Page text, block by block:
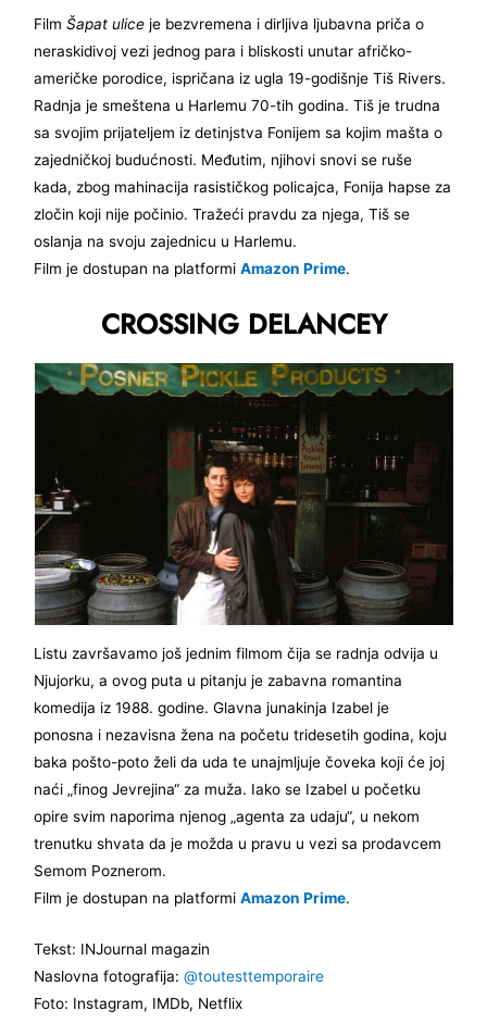
FilmŠapat ulice je bezvremena i dirljiva ljubavna priča o
neraskidivoj vezi jednog para i bliskosti unutar afričko-
američke porodice, ispričana iz ugla 19-godišnje Tiš Rivers.
Radnja je smeštena u Harlemu 70-tih godina. Tiš je trudna
sa svojim prijateljem iz detinjstva Fonijem sa kojim mašta o
zajedničkoj budućnosti. Međutim, njihovi snovi se ruše
kada, zbog mahinacija rasističkog policajca, Fonija hapse za
zločin koji nije počinio. Tražeći pravdu za njega, Tiš se
oslanja na svoju zajednicu u Harlemu.
Film je dostupan na platformiAmazon Prime.
CROSSING DELANCEY
Listu završavamo još jednim filmom čija se radnja odvija u
Njujorku, a ovog puta u pitanju je zabavna romantina
komedija iz 1988. godine. Glavna junakinja Izabel je
ponosna i nezavisna žena na početu tridesetih godina, koju
baka pošto-poto želi da uda te unajmljuje čoveka koji će joj
naći „finog Jevrejina“ za muža. Iako se Izabel u početku
opire svim naporima njenog „agenta za udaju“, u nekom
trenutku shvata da je možda u pravu u vezi sa prodavcem
Semom Poznerom.
Film je dostupan na platformiAmazon Prime.
Tekst: INJournal magazin
Naslovna fotografija:@toutesttemporaire
Foto: Instagram, IMDb, Netflix